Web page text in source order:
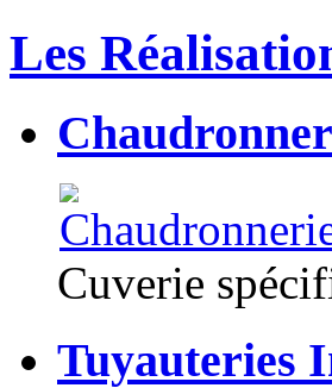
Les
Cuverie
Tuyauteries